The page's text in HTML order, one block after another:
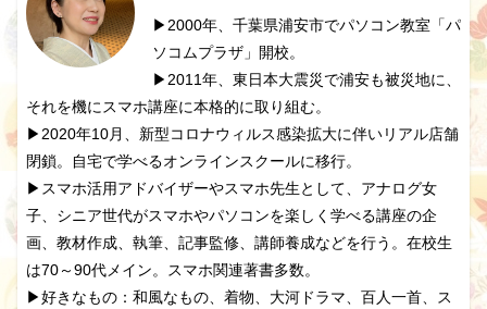
▶2000年、千葉県浦安市でパソコン教室「パ
ソコムプラザ」開校。
▶2011年、東日本大震災で浦安も被災地に、
それを機にスマホ講座に本格的に取り組む。
▶2020年10月、新型コロナウィルス感染拡大に伴いリアル店舗
閉鎖。自宅で学べるオンラインスクールに移行。
▶スマホ活用アドバイザーやスマホ先生として、アナログ女
子、シニア世代がスマホやパソコンを楽しく学べる講座の企
画、教材作成、執筆、記事監修、講師養成などを行う。在校生
は70～90代メイン。スマホ関連著書多数。
▶好きなもの：和風なもの、着物、大河ドラマ、百人一首、ス